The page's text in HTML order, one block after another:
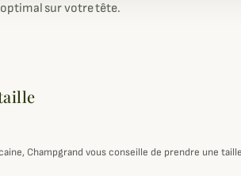
sur votre tête.
Champgrand vous conseille de prendre une taille